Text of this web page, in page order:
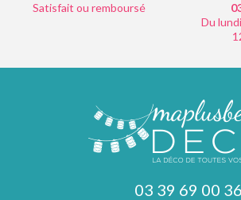
Satisfait ou remboursé
Du
03 39 69 00 36